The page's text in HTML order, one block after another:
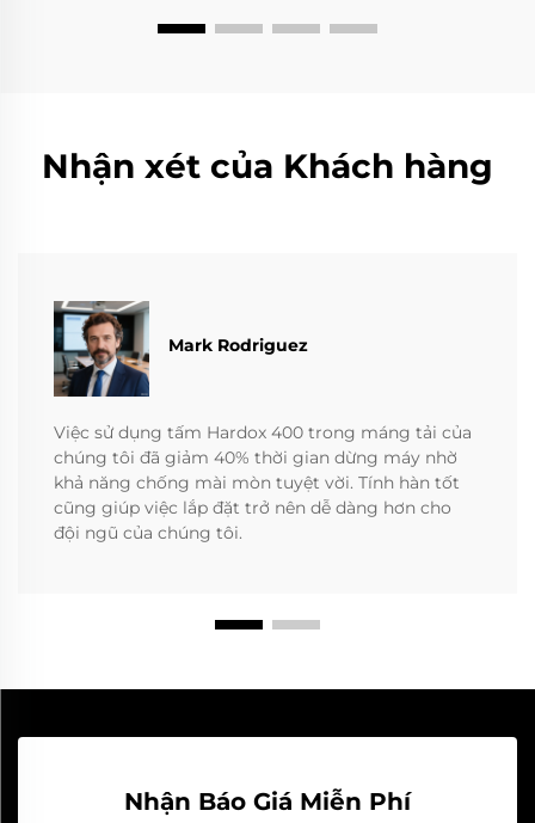
Nhận xét của Khách hàng
Mark Rodriguez
Việc sử dụng tấm Hardox 400 trong máng tải của
chúng tôi đã giảm 40% thời gian dừng máy nhờ
khả năng chống mài mòn tuyệt vời. Tính hàn tốt
cũng giúp việc lắp đặt trở nên dễ dàng hơn cho
đội ngũ của chúng tôi.
Nhận Báo Giá Miễn Phí